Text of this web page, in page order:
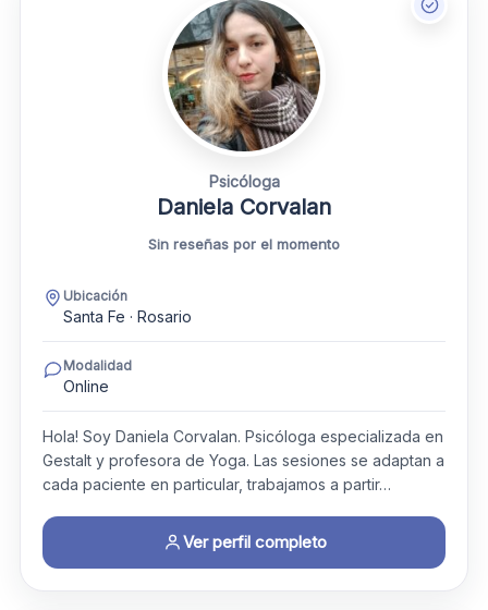
Psicóloga
Daniela Corvalan
Sin reseñas por el momento
Ubicación
Santa Fe · Rosario
Modalidad
Online
Hola! Soy Daniela Corvalan. Psicóloga especializada en
Gestalt y profesora de Yoga. Las sesiones se adaptan a
cada paciente en particular, trabajamos a partir…
Ver perfil completo